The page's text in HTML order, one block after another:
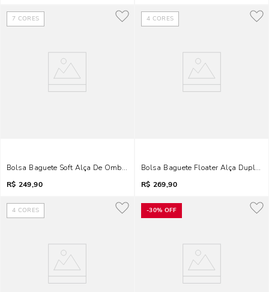
7 CORES
Bolsa Baguete Soft Alça De Ombro Off White Marfim
R$ 249,90
4 CORES
Bolsa Baguete Floater Alça Dupla
R$ 269,90
4 CORES -30% OFF